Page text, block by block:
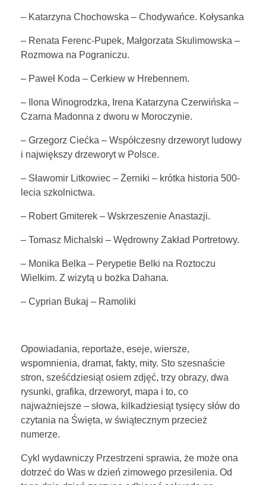
– Katarzyna Chochowska – Chodywańce. Kołysanka
– Renata Ferenc-Pupek, Małgorzata Skulimowska –
Rozmowa na Pograniczu.
– Paweł Koda – Cerkiew w Hrebennem.
– Ilona Winogrodzka, Irena Katarzyna Czerwińska –
Czarna Madonna z dworu w Moroczynie.
– Grzegorz Ciećka – Współczesny drzeworyt ludowy
i największy drzeworyt w Polsce.
– Sławomir Litkowiec – Żerniki – krótka historia 500-
lecia szkolnictwa.
– Robert Gmiterek – Wskrzeszenie Anastazji.
– Tomasz Michalski – Wędrowny Zakład Portretowy.
– Monika Belka – Perypetie Belki na Roztoczu
Wielkim. Z wizytą u bożka Dahana.
– Cyprian Bukaj – Ramoliki
Opowiadania, reportaże, eseje, wiersze,
wspomnienia, dramat, fakty, mity. Sto szesnaście
stron, sześćdziesiąt osiem zdjęć, trzy obrazy, dwa
rysunki, grafika, drzeworyt, mapa i to, co
najważniejsze – słowa, kilkadziesiąt tysięcy słów do
czytania na Święta, w świątecznym przecież
numerze.
Cykl wydawniczy Przestrzeni sprawia, że może ona
dotrzeć do Was w dzień zimowego przesilenia. Od